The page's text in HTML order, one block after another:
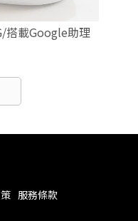
搭載Google助理
服務條款